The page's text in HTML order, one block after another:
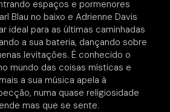
espaços e pormenores
Blau no baixo e Adrienne Davis
ideal para as últimas caminhadas
a sua bateria, dançando sobre
levitações. É conhecido o
mundo das coisas místicas e
a sua música apela à
numa quase religiosidade
mas que se sente.